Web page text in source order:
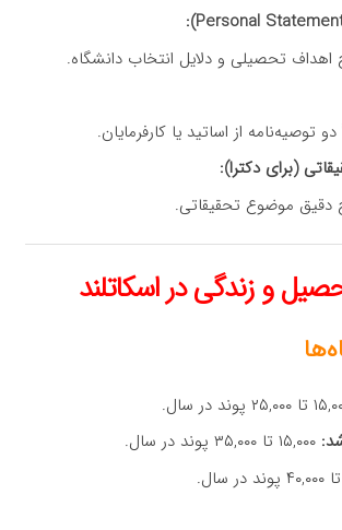
تحصیلی و دلایل انتخاب دانشگاه.
توصیه‌نامه از اساتید یا کارفرمایان.
(برای دکترا):
دقیق موضوع تحقیقاتی.
و زندگی در اسکاتلند